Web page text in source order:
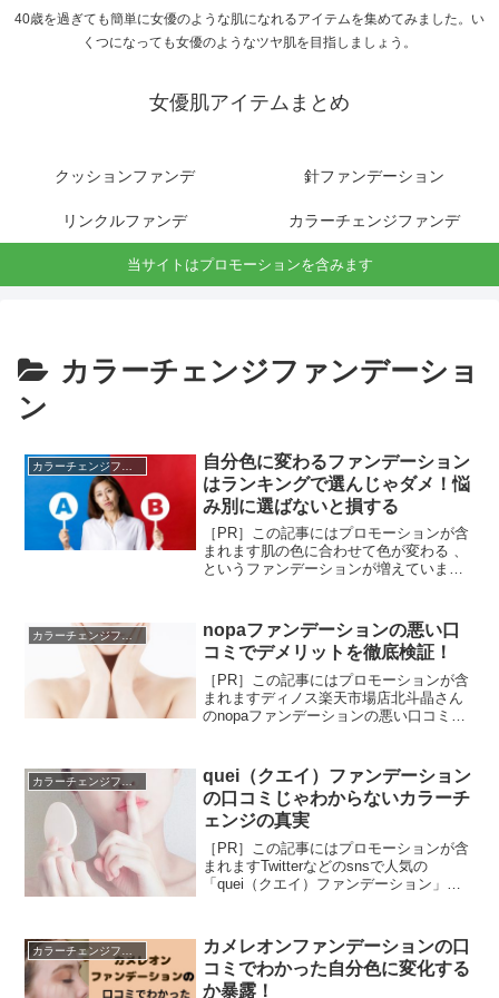
40歳を過ぎても簡単に女優のような肌になれるアイテムを集めてみました。い
くつになっても女優のようなツヤ肌を目指しましょう。
女優肌アイテムまとめ
クッションファンデ 針ファンデーション
リンクルファンデ カラーチェンジファンデ
当サイトはプロモーションを含みます
カラーチェンジファンデーショ
ン
カラーチェンジファンデーション
自分色に変わるファンデーション
はランキングで選んじゃダメ！悩
み別に選ばないと損する
［PR］この記事にはプロモーションが含
まれます肌の色に合わせて色が変わる 、
というファンデーションが増えていま
が違うと、色の種類がぜんぜん違うので
迷いますよね。自分の肌...
カラーチェンジファンデーション
nopaファンデーションの悪い口
コミでデメリットを徹底検証！
［PR］この記事にはプロモーションが含
まれますディノス楽天市場店北斗晶さん
のnopaファンデーションの悪い口コミで
た主なデメリットは 肌色が暗く見える 悩
みがカバーでき...
カラーチェンジファンデーション
quei（クエイ）ファンデーション
の口コミじゃわからないカラーチ
ェンジの真実
［PR］この記事にはプロモーションが含
まれますTwitterなどのsnsで人気の
「quei（クエイ）ファンデーション」の
ラルに仕上がると評判。カラーカプセル
がはじけて白...
カラーチェンジファンデーション
カメレオンファンデーションの口
コミでわかった自分色に変化する
か暴露！